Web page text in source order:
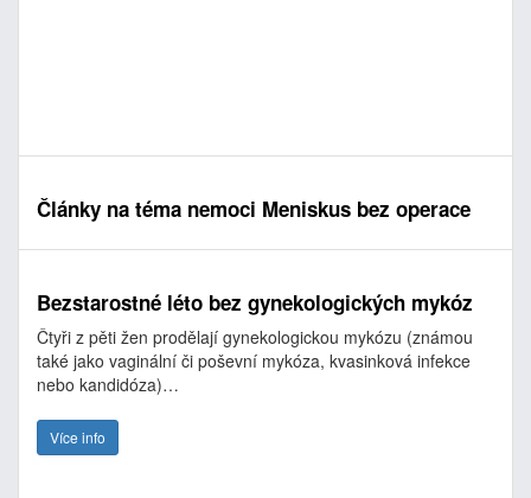
Články na téma nemoci Meniskus bez operace
Bezstarostné léto bez gynekologických mykóz
Čtyři z pěti žen prodělají gynekologickou mykózu (známou
také jako vaginální či poševní mykóza, kvasinková infekce
nebo kandidóza)…
Více info